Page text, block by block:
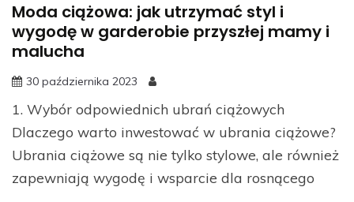
Moda ciążowa: jak utrzymać styl i
wygodę w garderobie przyszłej mamy i
malucha
30 października 2023
1. Wybór odpowiednich ubrań ciążowych
Dlaczego warto inwestować w ubrania ciążowe?
Ubrania ciążowe są nie tylko stylowe, ale również
zapewniają wygodę i wsparcie dla rosnącego